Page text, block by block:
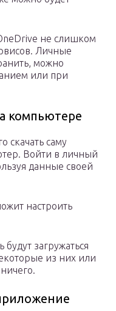
не слишком
Личные
можно
или при
компьютере
скачать саму
Войти в личный
данные своей
настроить
загружаться
из них или